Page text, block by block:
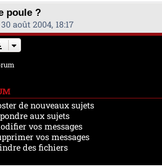
poule ?
30 août 2004, 18:17
de nouveaux sujets
aux sujets
vos messages
vos messages
des fichiers